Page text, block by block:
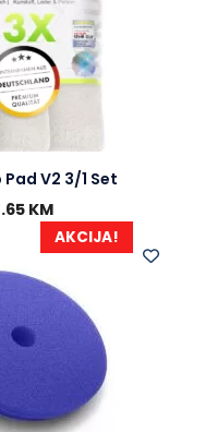
V2 3/1 Set
KM
AKCIJA!